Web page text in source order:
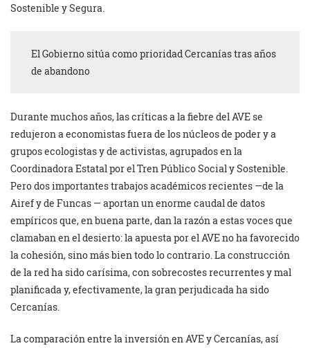
Sostenible y Segura.
El Gobierno sitúa como prioridad Cercanías tras años
de abandono
Durante muchos años, las críticas a la fiebre del AVE se
redujeron a economistas fuera de los núcleos de poder y a
grupos ecologistas y de activistas, agrupados en la
Coordinadora Estatal por el Tren Público Social y Sostenible.
Pero dos importantes trabajos académicos recientes —de la
Airef y de Funcas — aportan un enorme caudal de datos
empíricos que, en buena parte, dan la razón a estas voces que
clamaban en el desierto: la apuesta por el AVE no ha favorecido
la cohesión, sino más bien todo lo contrario. La construcción
de la red ha sido carísima, con sobrecostes recurrentes y mal
planificada y, efectivamente, la gran perjudicada ha sido
Cercanías.
La comparación entre la inversión en AVE y Cercanías, así